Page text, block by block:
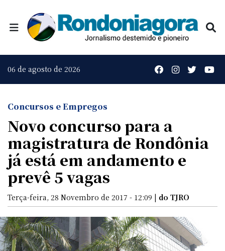
06 de agosto de 2026
Concursos e Empregos
Novo concurso para a
magistratura de Rondônia
já está em andamento e
prevê 5 vagas
Terça-feira, 28 Novembro de 2017 - 12:09 | do TJRO